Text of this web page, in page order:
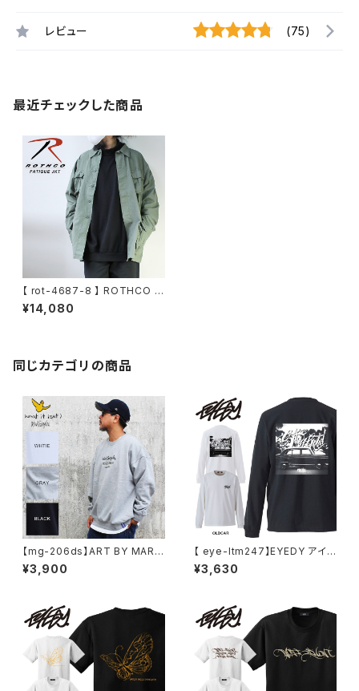
レビュー (75)
最近チェックした商品
【 rot-4687-8 】 ROTHCO ロ
スコ ジャングル ファティーグ ジ
ャケット アウター 薄手 ミリタリ
¥14,080
同じカテゴリの商品
【mg-206ds】ART BY MARK
GONZALE ( What it isNt ワッ
トイットイズント) アートバイ マ
¥3,900
【 eye-ltm247】EYEDY アイデ
ィー 大きいサイズ メンズ ロング
Tシャツ GOD IS DEAD ロンT
HITE BLACK ホワイト ブラック
¥3,630